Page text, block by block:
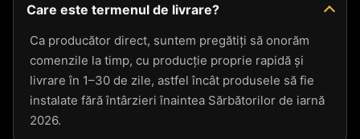
Care este termenul de livrare?
Ca producător direct, suntem pregătiți să onorăm
comenzile la timp, cu producție proprie rapidă și
livrare în 1–30 de zile, astfel încât produsele să fie
instalate fără întârzieri înaintea Sărbătorilor de iarnă
2026.